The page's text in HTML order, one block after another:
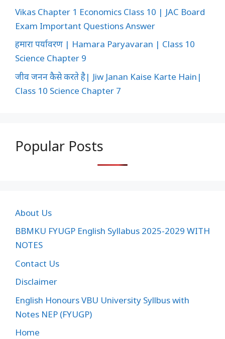
Vikas Chapter 1 Economics Class 10 | JAC Board
Exam Important Questions Answer
हमारा पर्यावरण | Hamara Paryavaran | Class 10
Science Chapter 9
जीव जनन कैसे करते है| Jiw Janan Kaise Karte Hain|
Class 10 Science Chapter 7
Popular Posts
About Us
BBMKU FYUGP English Syllabus 2025-2029 WITH
NOTES
Contact Us
Disclaimer
English Honours VBU University Syllbus with
Notes NEP (FYUGP)
Home